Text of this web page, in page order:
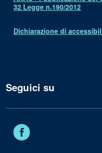
32 Legge n.190/2012
Dichiarazione di
Seguici su